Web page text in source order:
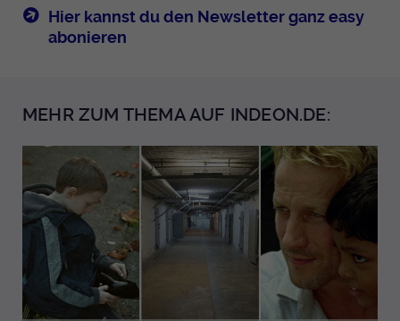
Hier kannst du den Newsletter ganz easy
abonieren
MEHR ZUM THEMA AUF INDEON.DE: